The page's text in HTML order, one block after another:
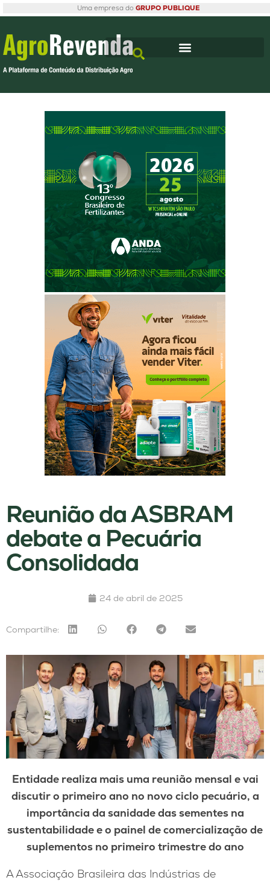
Uma empresa do GRUPO PUBLIQUE
Reunião da ASBRAM
debate a Pecuária
Consolidada
24 de abril de 2025
Compartilhe:
Entidade realiza mais uma reunião mensal e vai
discutir o primeiro ano no novo ciclo pecuário, a
importância da sanidade das sementes na
sustentabilidade e o painel de comercialização de
suplementos no primeiro trimestre do ano
A Associação Brasileira das Indústrias de